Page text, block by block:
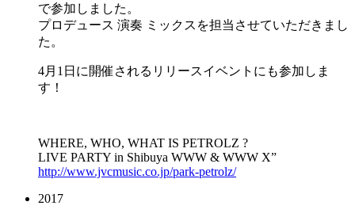
で参加しました。
プロデュース 演奏 ミックスを担当させていただきまし
た。
4月1日に開催されるリリースイベントにも参加しま
す！
WHERE, WHO, WHAT IS PETROLZ ?
LIVE PARTY in Shibuya WWW & WWW X”
http://www.jvcmusic.co.jp/park-petrolz/
2017